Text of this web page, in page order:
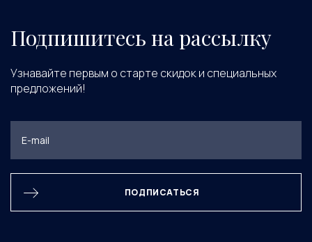
Подпишитесь на рассылку
Узнавайте первым о старте скидок и специальных
предложений!
ПОДПИСАТЬСЯ